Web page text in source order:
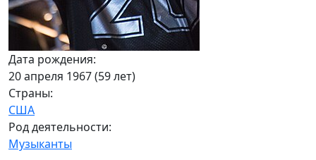
Дата рождения:
20 апреля 1967 (59 лет)
Страны:
США
Род деятельности:
Музыканты